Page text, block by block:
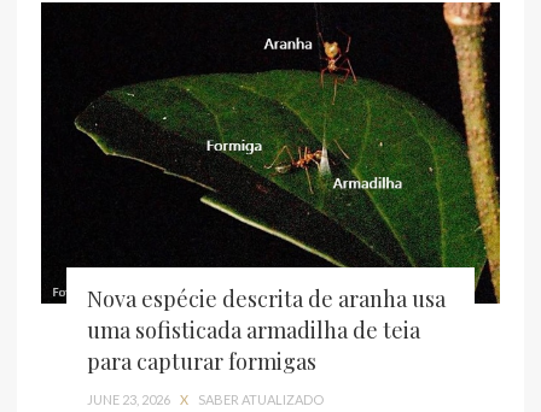
Nova espécie descrita de aranha usa
uma sofisticada armadilha de teia
para capturar formigas
JUNE 23, 2026 X SABER ATUALIZADO